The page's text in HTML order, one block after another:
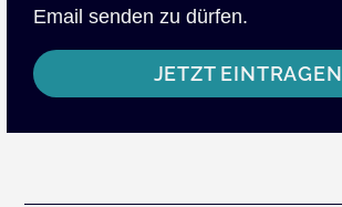
Email senden zu dürfen.
JETZT EINTRAGEN